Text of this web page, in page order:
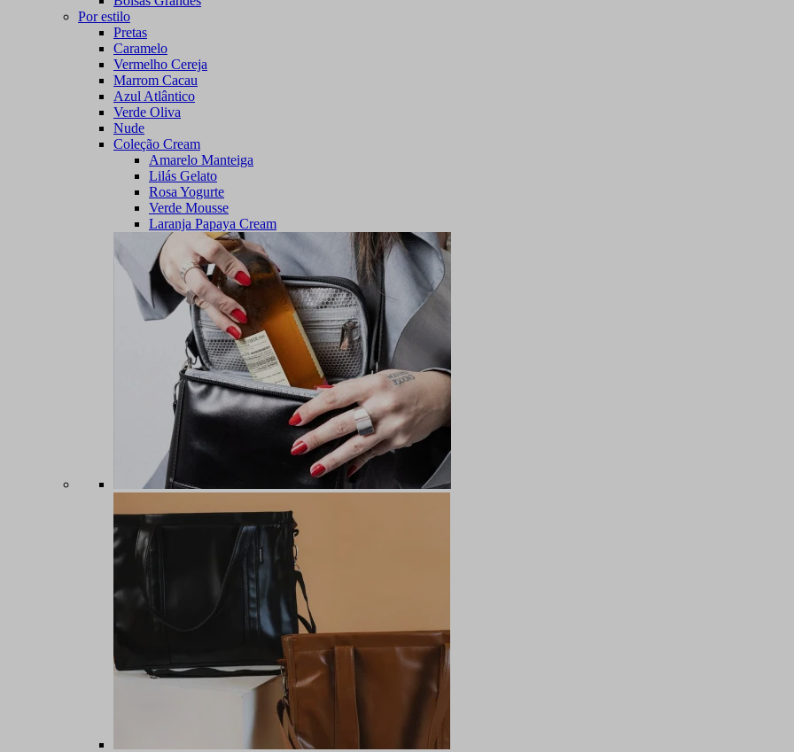
Por estilo
Pretas
Caramelo
Vermelho Cereja
Marrom Cacau
Azul Atlântico
Verde Oliva
Nude
Coleção Cream
Amarelo Manteiga
Lilás Gelato
Rosa Yogurte
Verde Mousse
Laranja Papaya Cream